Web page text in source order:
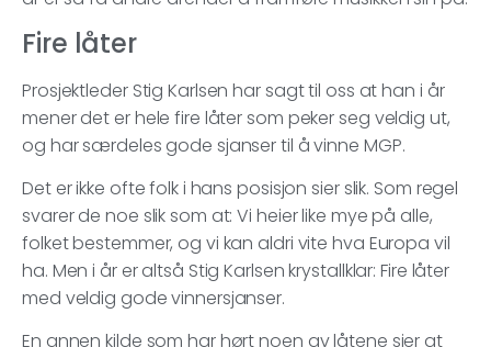
Fire låter
Prosjektleder Stig Karlsen har sagt til oss at han i år
mener det er hele fire låter som peker seg veldig ut,
og har særdeles gode sjanser til å vinne MGP.
Det er ikke ofte folk i hans posisjon sier slik. Som regel
svarer de noe slik som at: Vi heier like mye på alle,
folket bestemmer, og vi kan aldri vite hva Europa vil
ha. Men i år er altså Stig Karlsen krystallklar: Fire låter
med veldig gode vinnersjanser.
En annen kilde som har hørt noen av låtene sier at